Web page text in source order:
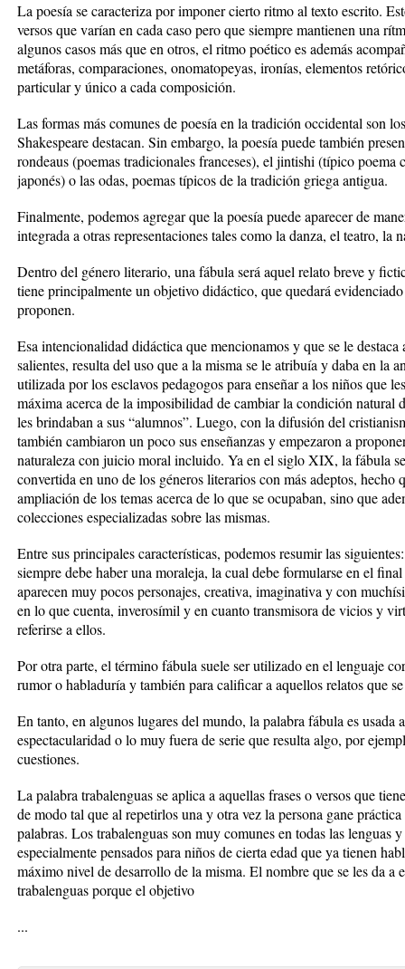
La poesía se caracteriza por imponer cierto ritmo al texto escrito.
versos que varían en cada caso pero que siempre mantienen una
algunos casos más que en otros, el ritmo poético es además
metáforas, comparaciones, onomatopeyas, ironías, elementos
particular y único a cada composición.
Las formas más comunes de poesía en la tradición occidental son
Shakespeare destacan. Sin embargo, la poesía puede también
rondeaus (poemas tradicionales franceses), el jintishi (típico
japonés) o las odas, poemas típicos de la tradición griega antigua.
Finalmente, podemos agregar que la poesía puede aparecer de
integrada a otras representaciones tales como la danza, el teatro, la
Dentro del género literario, una fábula será aquel relato breve y
tiene principalmente un objetivo didáctico, que quedará
proponen.
Esa intencionalidad didáctica que mencionamos y que se le
salientes, resulta del uso que a la misma se le atribuía y daba en la
utilizada por los esclavos pedagogos para enseñar a los niños que
máxima acerca de la imposibilidad de cambiar la condición natural
les brindaban a sus “alumnos”. Luego, con la difusión del
también cambiaron un poco sus enseñanzas y empezaron a
naturaleza con juicio moral incluido. Ya en el siglo XIX, la fábula
convertida en uno de los géneros literarios con más adeptos, hecho
ampliación de los temas acerca de lo que se ocupaban, sino que
colecciones especializadas sobre las mismas.
Entre sus principales características, podemos resumir las
siempre debe haber una moraleja, la cual debe formularse en el
aparecen muy pocos personajes, creativa, imaginativa y con
en lo que cuenta, inverosímil y en cuanto transmisora de vicios y
referirse a ellos.
Por otra parte, el término fábula suele ser utilizado en el lenguaje
rumor o habladuría y también para calificar a aquellos relatos que
En tanto, en algunos lugares del mundo, la palabra fábula es usada
espectacularidad o lo muy fuera de serie que resulta algo, por
cuestiones.
La palabra trabalenguas se aplica a aquellas frases o versos que
de modo tal que al repetirlos una y otra vez la persona gane
palabras. Los trabalenguas son muy comunes en todas las lenguas
especialmente pensados para niños de cierta edad que ya tienen
máximo nivel de desarrollo de la misma. El nombre que se les da a
trabalenguas porque el objetivo
...